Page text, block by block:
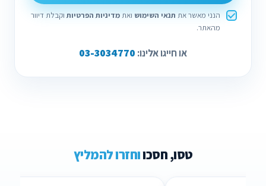
הנני מאשר את תנאי השימוש ואתמדיניות הפרטיות וקבלת דיוור
מהאתר.
או חייגו אלינו: 03-3034770
טסו, חסכווחזרו להמליץ